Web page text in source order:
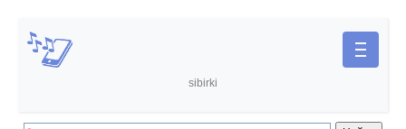
sibirki